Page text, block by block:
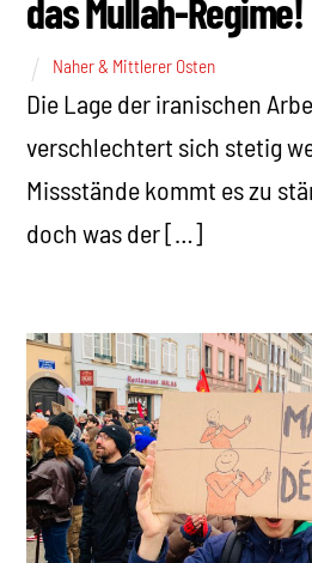
das Mullah-Regime!
Naher & Mittlerer Osten
Die Lage der iranischen
verschlechtert sich stetig
Missstände kommt es zu
doch was der […]